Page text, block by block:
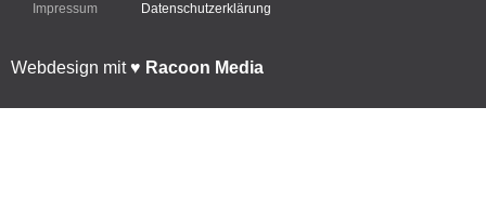
Impressum Datenschutzerklärung
Webdesign mit ♥︎ Racoon Media